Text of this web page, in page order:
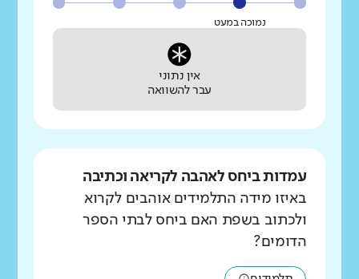
נמוכה במעט
אין נתוני
עבר להשוואה
עמדות ביחס לאהבה לקריאה וכתיבה
באיזו מידה התלמידים אוהבים לקרוא
ולכתוב בשפת האם ביחס לבתי הספר
הדומים?